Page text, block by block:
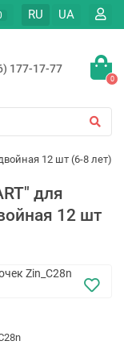
RU UA
177-17-77
0
12 шт (6-8 лет)
для
12 шт